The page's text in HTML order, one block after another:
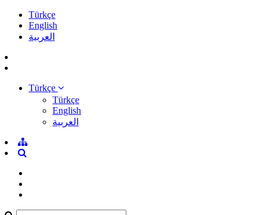
Türkçe
English
العربية
Türkçe
Türkçe
English
العربية